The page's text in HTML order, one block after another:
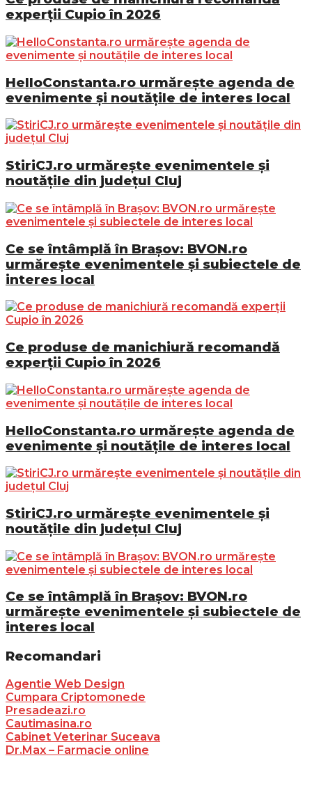
experții Cupio în 2026
HelloConstanta.ro urmărește agenda de
evenimente și noutățile de interes local
StiriCJ.ro urmărește evenimentele și
noutățile din județul Cluj
Ce se întâmplă în Brașov: BVON.ro
urmărește evenimentele și subiectele de
interes local
Ce produse de manichiură recomandă
experții Cupio în 2026
HelloConstanta.ro urmărește agenda de
evenimente și noutățile de interes local
StiriCJ.ro urmărește evenimentele și
noutățile din județul Cluj
Ce se întâmplă în Brașov: BVON.ro
urmărește evenimentele și subiectele de
interes local
Recomandari
Agentie Web Design
Cumpara Criptomonede
Presadeazi.ro
Cautimasina.ro
Cabinet Veterinar Suceava
Dr.Max – Farmacie online